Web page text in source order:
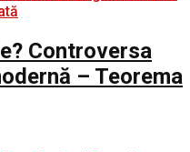
Controversa
– Teorema